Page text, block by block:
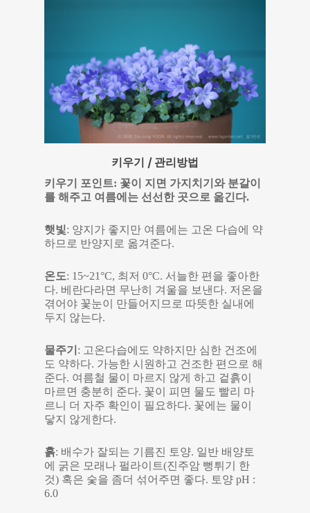
키우기 / 관리방법
키우기 포인트: 꽃이 지면 가지치기와 분갈이
를 해주고 여름에는 선선한 곳으로 옮긴다.
햇빛: 양지가 좋지만 여름에는 고온 다습에 약
하므로 반양지로 옮겨준다.
온도: 15~21°C, 최저 0°C. 서늘한 편을 좋아한
다. 베란다라면 무난히 겨울을 보낸다. 저온을
겪어야 꽃눈이 만들어지므로 따뜻한 실내에
두지 않는다.
물주기 : 고온다습에도 약하지만 심한 건조에
도 약하다. 가능한 시원하고 건조한 편으로 해
준다. 여름철 물이 마르지 않게 하고 겉흙이
마르면 충분히 준다. 꽃이 피면 물도 빨리 마
르니 더 자주 확인이 필요하다. 꽃에는 물이
닿지 않게한다.
흙: 배수가 잘되는 기름진 토양. 일반 배양토
에 굵은 모래나 펄라이트(진주암 뻥튀기 한
것) 혹은 숯을 좀더 섞어주면 좋다. 토양 pH :
6.0